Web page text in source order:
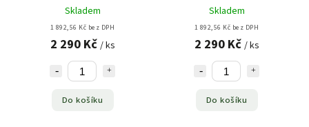
Skladem
1 892,56 Kč bez DPH
2 290 Kč / ks
Do košíku
Skladem
1 892,56 Kč bez DPH
2 290 Kč / ks
Do košíku